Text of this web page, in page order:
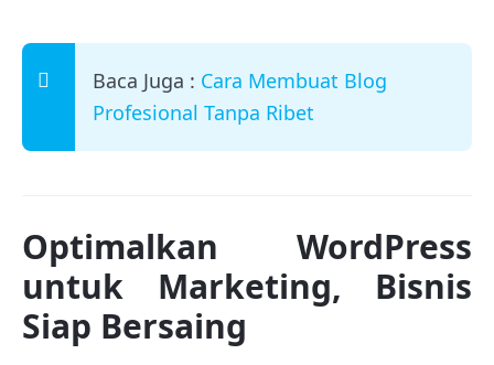
Baca Juga : Cara Membuat Blog
Profesional Tanpa Ribet
Optimalkan WordPress
untuk Marketing, Bisnis
Siap Bersaing